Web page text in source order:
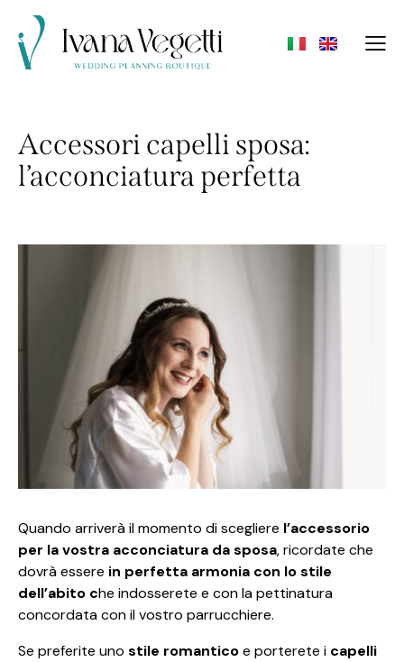
Accessori capelli sposa:
l’acconciatura perfetta
Quando arriverà il momento di scegliere l’accessorio
per la vostra acconciatura da sposa, ricordate che
dovrà essere in perfetta armonia con lo stile
dell’abito che indosserete e con la pettinatura
concordata con il vostro parrucchiere.
Se preferite uno stile romanticoe porterete i capelli